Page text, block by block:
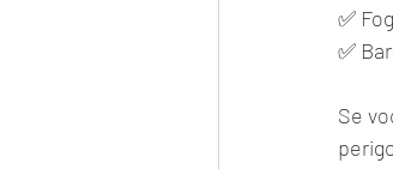
✅
✅
Se